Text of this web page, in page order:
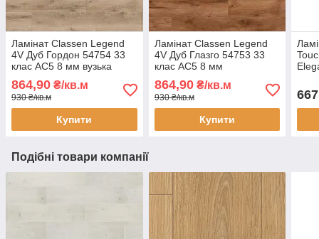
Ламінат Classen Legend
4V Дуб Гордон 54754 33
клас AC5 8 мм вузька
дошка з фаскою із
синхронною структурою
864,90 ₴/кв.м
930 ₴/кв.м
Купити
Ламінат Classen Legend
4V Дуб Глазго 54753 33
клас AC5 8 мм
водостійкий вузька дошка
з фаскою під теплу
підлогу
864,90₴/кв.м
930 ₴/кв.м
Купити
667
Подібні товари компанії